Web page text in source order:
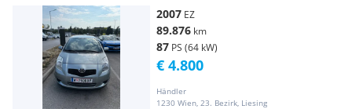
2007 EZ
89.876 km
87 PS (64 kW)
Händler
1230 Wien, 23. Bezirk, Liesing
€ 4.800